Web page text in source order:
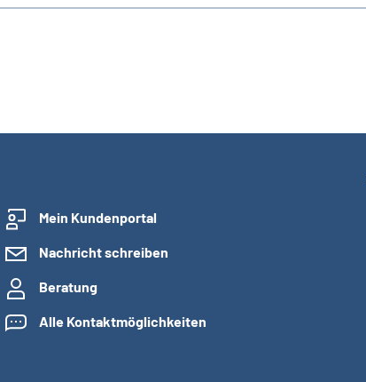
Mein Kundenportal
Nachricht schreiben
Beratung
Alle Kontaktmöglichkeiten